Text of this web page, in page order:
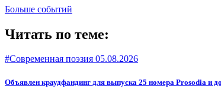
Больше событий
Читать по теме:
#Современная поэзия 05.08.2026
Объявлен краудфандинг для выпуска 25 номера Prosodia и